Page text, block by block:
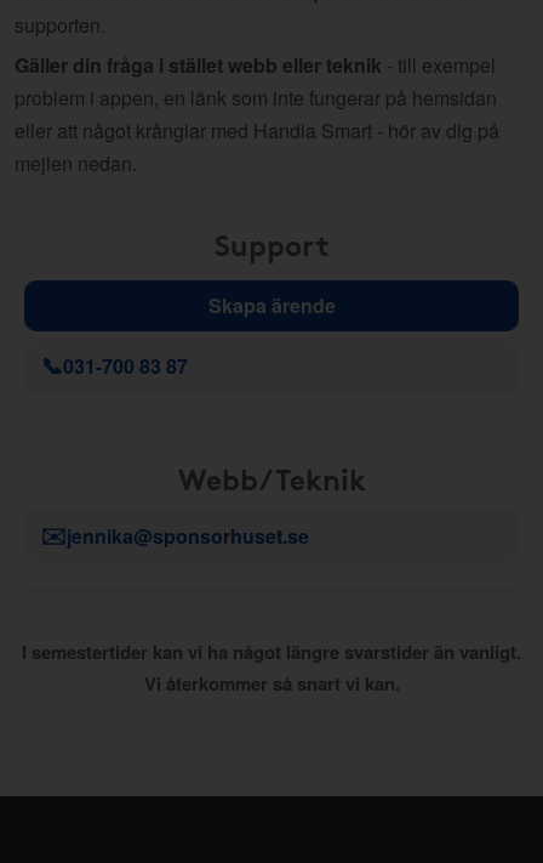
supporten.
Gäller din fråga i stället webb eller teknik - till exempel
problem i appen, en länk som inte fungerar på hemsidan
eller att något krånglar med Handla Smart - hör av dig på
mejlen nedan.
Support
Skapa ärende
📞031-700 83 87
Webb/Teknik
✉️jennika@sponsorhuset.se
I semestertider kan vi ha något längre svarstider än vanligt.
Vi återkommer så snart vi kan.